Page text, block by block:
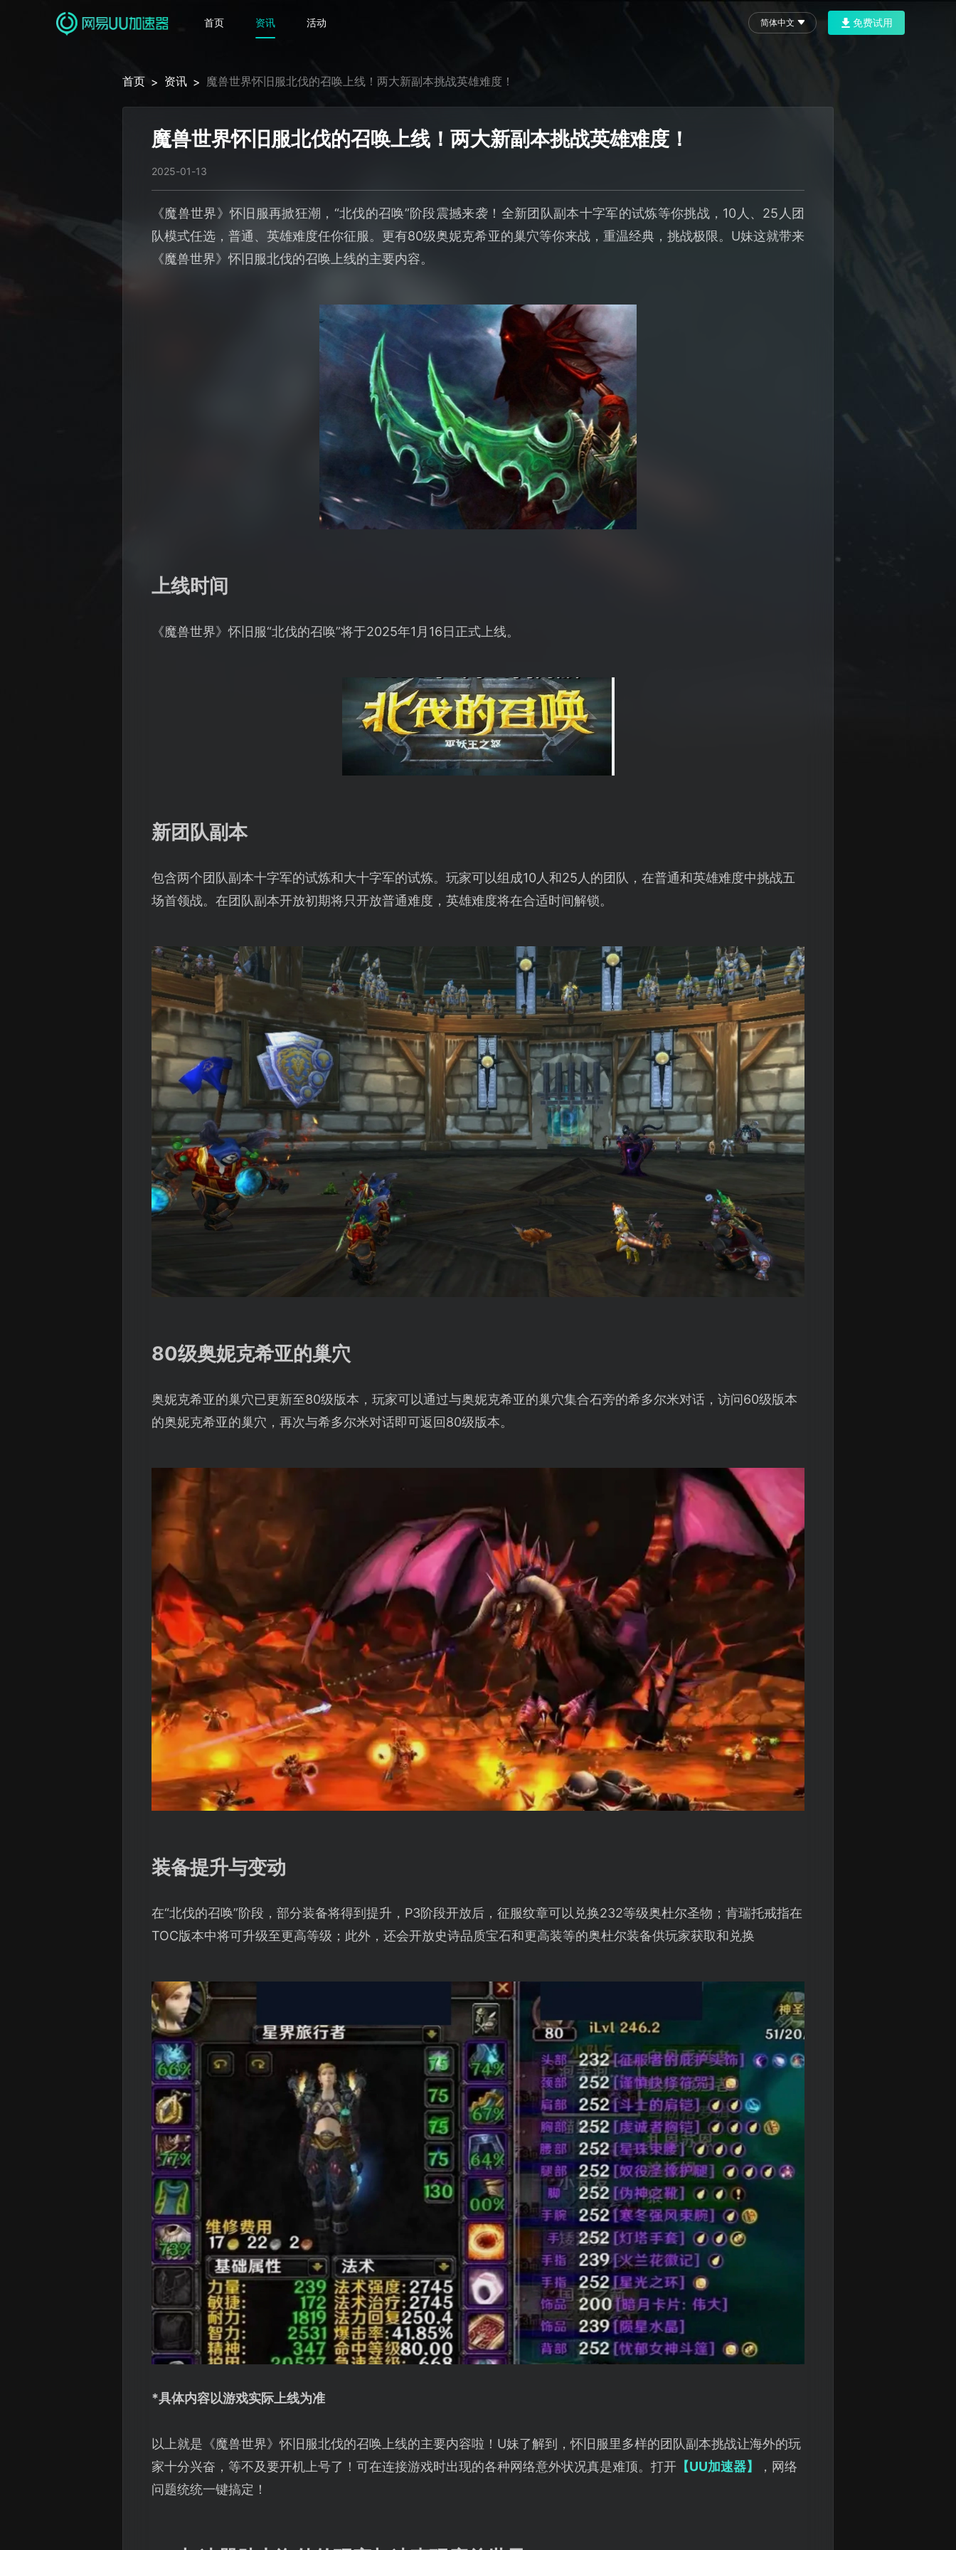
首页 资讯 活动 简体中文 免费试用
首页 > 资讯 > 魔兽世界怀旧服北伐的召唤上线！两大新副本挑战英雄难度！
魔兽世界怀旧服北伐的召唤上线！两大新副本挑战英雄难度！
2025-01-13
《魔兽世界》怀旧服再掀狂潮，“北伐的召唤”阶段震撼来袭！全新团队副本十字军的试炼等你挑战，10人、25人团
队模式任选，普通、英雄难度任你征服。更有80级奥妮克希亚的巢穴等你来战，重温经典，挑战极限。U妹这就带来
《魔兽世界》怀旧服北伐的召唤上线的主要内容。
上线时间
《魔兽世界》怀旧服“北伐的召唤”将于2025年1月16日正式上线。
新团队副本
包含两个团队副本十字军的试炼和大十字军的试炼。玩家可以组成10人和25人的团队，在普通和英雄难度中挑战五
场首领战。在团队副本开放初期将只开放普通难度，英雄难度将在合适时间解锁。
80级奥妮克希亚的巢穴
奥妮克希亚的巢穴已更新至80级版本，玩家可以通过与奥妮克希亚的巢穴集合石旁的希多尔米对话，访问60级版本
的奥妮克希亚的巢穴，再次与希多尔米对话即可返回80级版本。
装备提升与变动
在“北伐的召唤”阶段，部分装备将得到提升，P3阶段开放后，征服纹章可以兑换232等级奥杜尔圣物；肯瑞托戒指在
TOC版本中将可升级至更高等级；此外，还会开放史诗品质宝石和更高装等的奥杜尔装备供玩家获取和兑换
*具体内容以游戏实际上线为准
以上就是《魔兽世界》怀旧服北伐的召唤上线的主要内容啦！U妹了解到，怀旧服里多样的团队副本挑战让海外的玩
家十分兴奋，等不及要开机上号了！可在连接游戏时出现的各种网络意外状况真是难顶。打开 【UU加速器】
，网络
问题统统一键搞定！